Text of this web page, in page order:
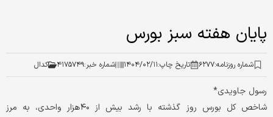
پایان هفته سبز بورس
شماره روزنامه:۶۲۷۷ تاریخ چاپ:۱۴۰۴/۰۲/۱۱ شماره خبر:۴۱۷۵۷۴۹ کدال
رسول جاویدی*
شاخص کل بورس روز گذشته با رشد بیش از ۴۰‌هزار واحدی، به مرز